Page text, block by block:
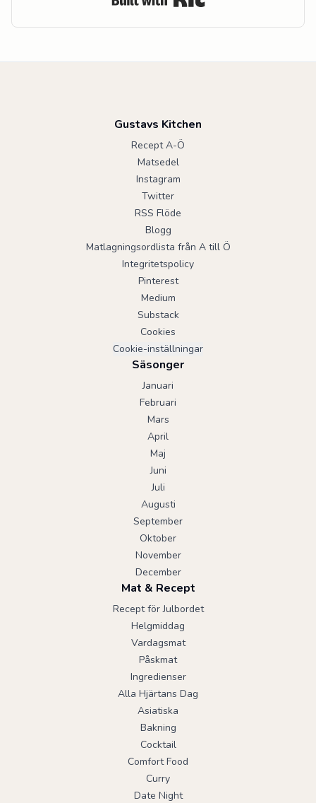
Gustavs Kitchen
Recept A-Ö
Matsedel
Instagram
Twitter
RSS Flöde
Blogg
Matlagningsordlista från A till Ö
Integritetspolicy
Pinterest
Medium
Substack
Cookies
Cookie-inställningar
Säsonger
Januari
Februari
Mars
April
Maj
Juni
Juli
Augusti
September
Oktober
November
December
Mat & Recept
Recept för Julbordet
Helgmiddag
Vardagsmat
Påskmat
Ingredienser
Alla Hjärtans Dag
Asiatiska
Bakning
Cocktail
Comfort Food
Curry
Date Night